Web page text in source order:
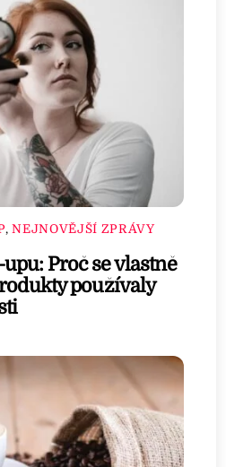
,NEJNOVĚJŠÍ ZPRÁVY
Proč se vlastně
používaly